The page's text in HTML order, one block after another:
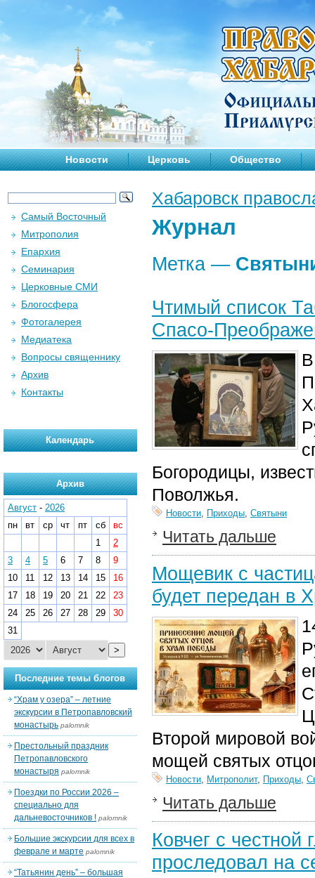
Новости Церковь Общество
Хабаровск
Журнал
Метка —
Чтимый список
Спасо-
Богородицы,
Поволжья.
Новости, Приходы, Святыни
Читать дальше
Мощевик с
будет передан в
Второй мировой
мощей святых
Новости, Митрополит, Приходы,
Читать дальше
Ковчег с честной
проследовал на
Самый Восточный
Митрополия
Епархия
Семинария
Церковные СМИ
Блогосфера
Фотогалерея
Медиатека
Вопросы священнику
Архив
Контакты
Календарь
Архив
Август - 2026
пн
вт ср чт пт сб
вс
1
2
3
4 5 6 7 8
9
10
11 12 13 14 15
16
17
18 19 20 21 22
23
24
25 26 27 28 29
30
31
>
Последние темы блогов
“Храм у озера” – летние
экскурсии в Петропавловский
монастырь palomnik
Престольный праздник
Петропавловского
монастыря palomnik
Поездки по России 2026 –
специально для
дальневосточников ! palomnik
Большие экскурсии для всех в
феврале и марте palomnik
“Татьянин день” – большая